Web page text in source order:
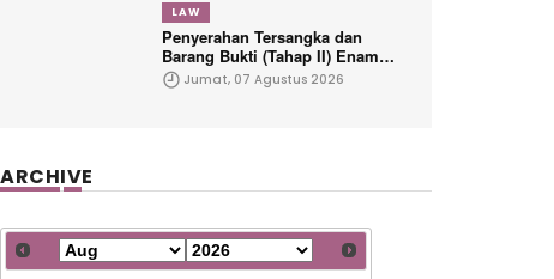
LAW
Penyerahan Tersangka dan
Barang Bukti (Tahap II) Enam
Orang Tersangka Perkara
Korupsi PETRAL, PES dan ISC
Jumat, 07 Agustus 2026
ARCHIVE